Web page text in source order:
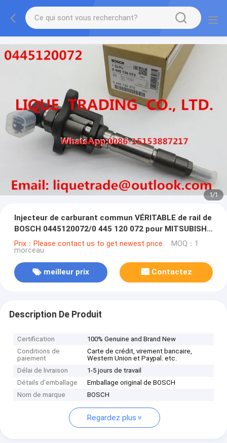
1/1
Injecteur de carburant commun VÉRITABLE de rail de
BOSCH 0445120072/0 445 120 072 pour MITSUBISHI
4M50 ME225416
Prix：Please contact us to get newest price. MOQ：1
morceau
meilleur prix Contactez
Description De Produit
Certification
100% Genuine and Brand New
Conditions de
paiement
Carte de crédit, virement bancaire,
Western Union et Paypal. etc.
Délai de livraison
1-5 jours de travail
Détails d'emballage
Emballage original de BOSCH
Nom de marque
BOSCH
Regardez plus